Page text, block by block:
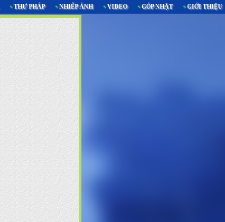
• THƯ PHÁP • NHIẾP ẢNH • VIDEO • GÓP NHẶT • GIỚI THIỆU